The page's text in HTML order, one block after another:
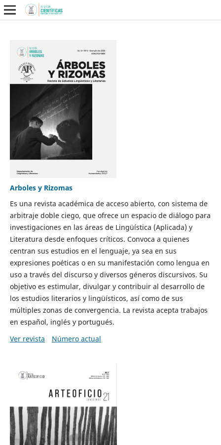
Arboles y Rizomas
Es una revista académica de acceso abierto, con sistema de
arbitraje doble ciego, que ofrece un espacio de diálogo para
investigaciones en las áreas de Lingüística (Aplicada) y
Literatura desde enfoques críticos. Convoca a quienes
centran sus estudios en el lenguaje, ya sea en sus
expresiones poéticas o en su manifestación como lengua en
uso a través del discurso y diversos géneros discursivos. Su
objetivo es estimular, divulgar y contribuir al desarrollo de
los estudios literarios y lingüísticos, así como de sus
múltiples zonas de convergencia. La revista acepta trabajos
en español, inglés y portugués.
Ver revista
Número actual